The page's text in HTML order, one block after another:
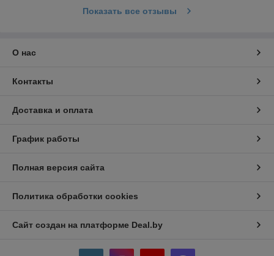
Показать все отзывы
О нас
Контакты
Доставка и оплата
График работы
Полная версия сайта
Политика обработки cookies
Сайт создан на платформе Deal.by